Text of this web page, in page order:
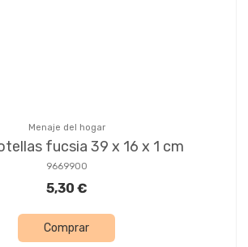
Menaje del hogar
fucsia 39 x 16 x 1 cm
9669900
5,30 €
Comprar